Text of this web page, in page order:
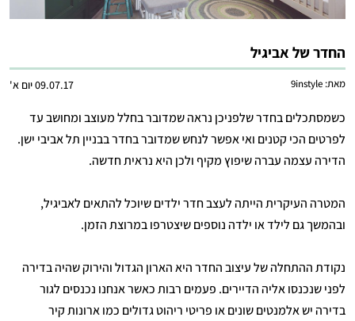
החדר של אביגיל
09.07.17 יום א' מאת: 9instyle
כשמסתכלים בחדר שלפניכן נראה שמדובר בחלל מעוצב ומחושב עד
לפרטים הכי קטנים ואי אפשר לנחש שמדובר בחדר בבניין תל אביבי ישן.
הדירה עצמה עברה שיפוץ מקיף ולכן היא נראית חדשה.
המטרה העיקרית הייתה לעצב חדר ילדים שיוכל להתאים לאביגיל,
ובהמשך גם לילד או ילדה נוספים שיצטרפו במרוצת הזמן.
נקודת ההתחלה של עיצוב החדר היא הארון הגדול והירוק שהיה בדירה
לפני שנכנסו אליה הדיירים. פעמים רבות כאשר אנחנו נכנסים לגור
בדירה יש אלמנטים שונים או פריטי ריהוט גדולים כמו ארונות קיר